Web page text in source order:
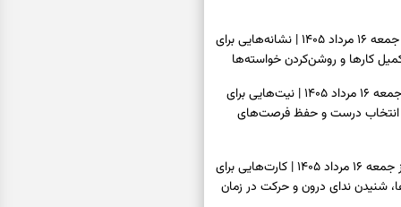
فال شمع امروز جمعه ۱۶ مرداد ۱۴۰۵ | نشانه‌هایی برای
کارها و روشن‌کردن خواسته‌ها
فال ابجد امروز جمعه ۱۶ مرداد ۱۴۰۵ | نیت‌هایی برای
درست و حفظ فرصت‌های
فال تاروت امروز جمعه ۱۶ مرداد ۱۴۰۵ | کارت‌هایی برای
شنیدن ندای درون و حرکت در زمان